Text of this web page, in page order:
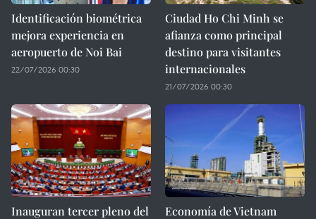
Identificación biométrica
mejora experiencia en
aeropuerto de Noi Bai
22/07/2026 00:30
Ciudad Ho Chi Minh se
afianza como principal
destino para visitantes
internacionales
21/07/2026 00:30
Inauguran tercer pleno del
Economía de Vietnam